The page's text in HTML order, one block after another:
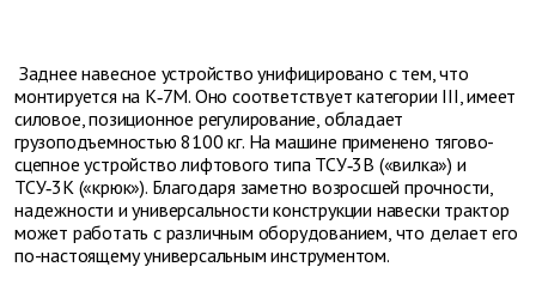
Заднее навесное устройство унифицировано с тем, что
монтируется на К‑7М. Оно соответствует категории III, имеет
силовое, позиционное регулирование, обладает
грузоподъемностью 8100 кг. На машине применено тягово-
сцепное устройство лифтового типа ТСУ‑3В («вилка») и
ТСУ‑3К («крюк»). Благодаря заметно возросшей прочности,
надежности и универсальности конструкции навески трактор
может работать с различным оборудованием, что делает его
по-настоящему универсальным инструментом.